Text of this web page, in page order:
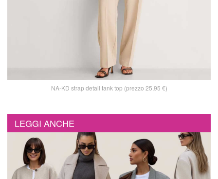
NA-KD strap detail tank top (prezzo 25,95 €)
LEGGI ANCHE